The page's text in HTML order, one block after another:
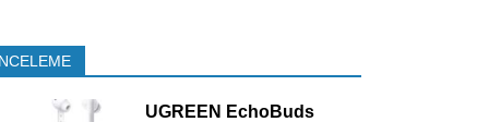
UGREEN EchoBuds